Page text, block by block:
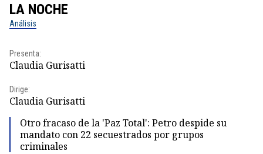
LA NOCHE
Análisis
Presenta:
Claudia Gurisatti
Dirige:
Claudia Gurisatti
Otro fracaso de la 'Paz Total': Petro despide su
mandato con 22 secuestrados por grupos
criminales